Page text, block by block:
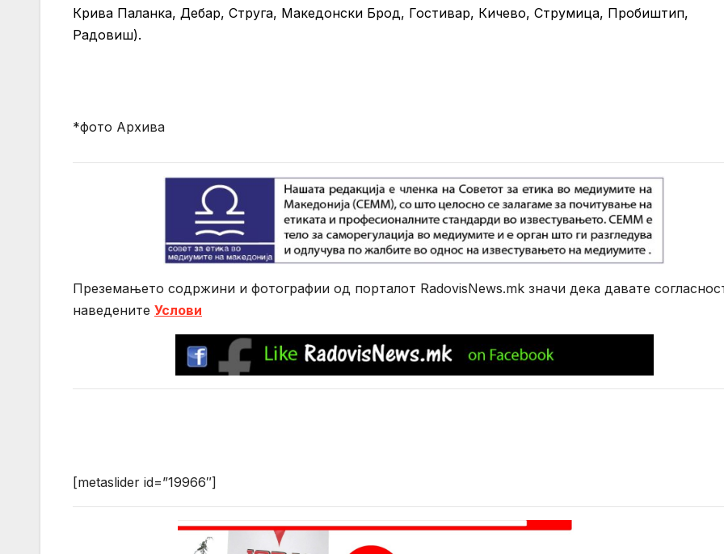
Крива Паланка, Дебар, Струга, Македонски Брод, Гостивар, Кичево, Струмица, Пробиштип,
Радовиш).
*фото Архива
Преземањето содржини и фотографии од порталот RadovisNews.mk значи дека давате
нaведените Услови
[metaslider id=”19966″]